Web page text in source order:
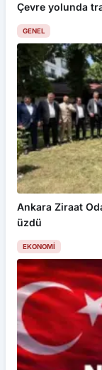
Çevre yolunda
GENEL
Ankara Ziraat
üzdü
EKONOMI